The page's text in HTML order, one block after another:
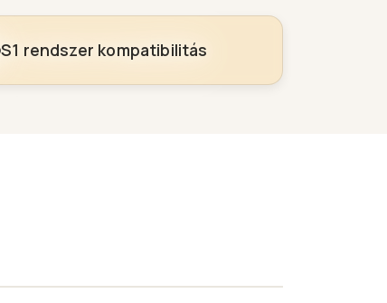
S1 rendszer kompatibilitás